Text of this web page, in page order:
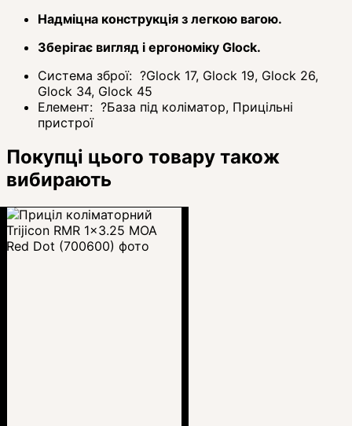
Надміцна конструкція з легкою вагою.
Зберігає вигляд і ергономіку Glock.
Система зброї: ?Glock 17, Glock 19, Glock 26,
Glock 34, Glock 45
Елемент: ?База під коліматор, Прицільні
пристрої
Покупці цього товару також
вибирають